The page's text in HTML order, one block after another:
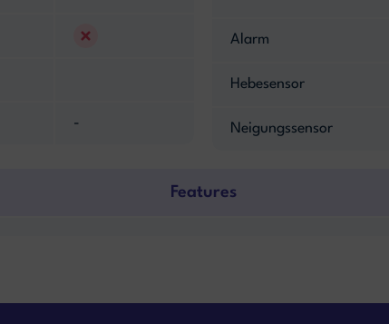
-
Alarm
Hebesensor
Neigungssensor
Features